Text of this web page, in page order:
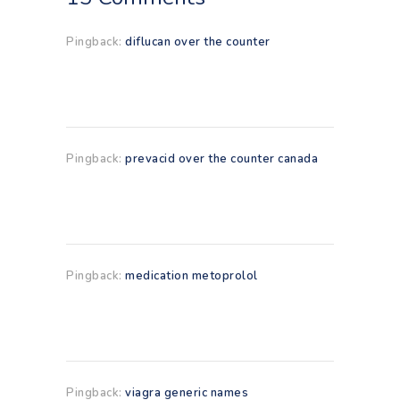
Pingback: diflucan over the counter
Pingback: prevacid over the counter canada
Pingback: medication metoprolol
Pingback: viagra generic names